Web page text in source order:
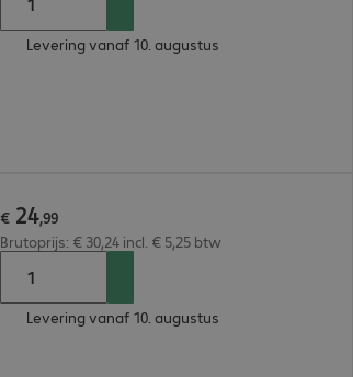
Levering vanaf 10. augustus
€ 24,99
Brutoprijs: € 30,24 incl. € 5,25 btw
Levering vanaf 10. augustus